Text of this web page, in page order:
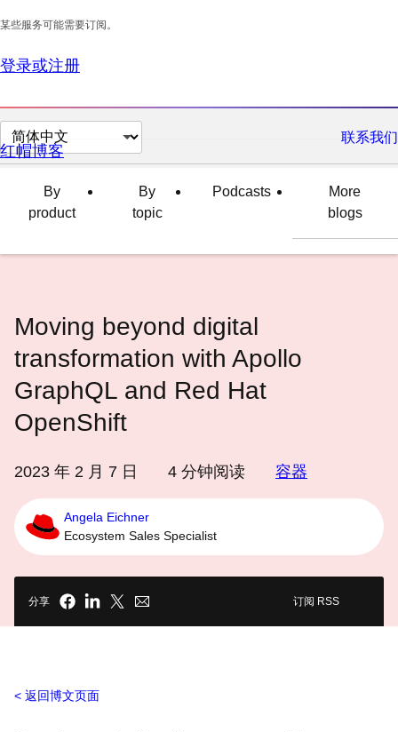
某些服务可能需要订阅。
登录或注册
切
换
言
联系我们
红帽博客
By
product
By
topic
Podcasts
More
blogs
Moving beyond digital
transformation with Apollo
GraphQL and Red Hat
OpenShift
2023 年 2 月 7 日 4 分钟阅读 容器
Angela Eichner
Ecosystem Sales Specialist
分享 订阅 RSS
返回博文页面